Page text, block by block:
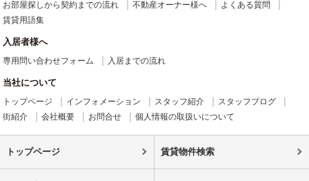
お部屋探しから契約までの流れ 不動産オーナー様へ
よくある質問
賃貸用語集
入居者様へ
専用問い合わせフォーム 入居までの流れ
当社について
トップページ インフォメーション スタッフ紹介
スタッフブログ
街紹介
会社概要 お問合せ 個人情報の取扱いについて
トップページ 賃貸物件検索